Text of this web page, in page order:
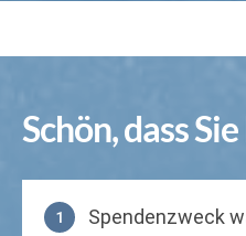
Schön, dass
1 Spendenzweck